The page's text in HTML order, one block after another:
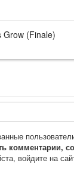
Grow (Finale)
комментарии,
войдите на